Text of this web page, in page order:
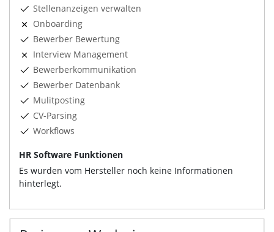
Stellenanzeigen verwalten
Onboarding
Bewerber Bewertung
Interview Management
Bewerberkommunikation
Bewerber Datenbank
Mulitposting
CV-Parsing
Workflows
HR Software Funktionen
Es wurden vom Hersteller noch keine Informationen
hinterlegt.